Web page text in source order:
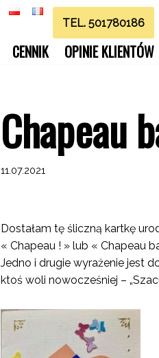
TEL. 501780186
CENNIK OPINIE KLIENTÓW
Chapeau
11.07.2021
Dostałam tę śliczną kartkę
« Chapeau ! » lub « Chapeau
Jedno i drugie wyrażenie jest
ktoś woli nowocześniej –